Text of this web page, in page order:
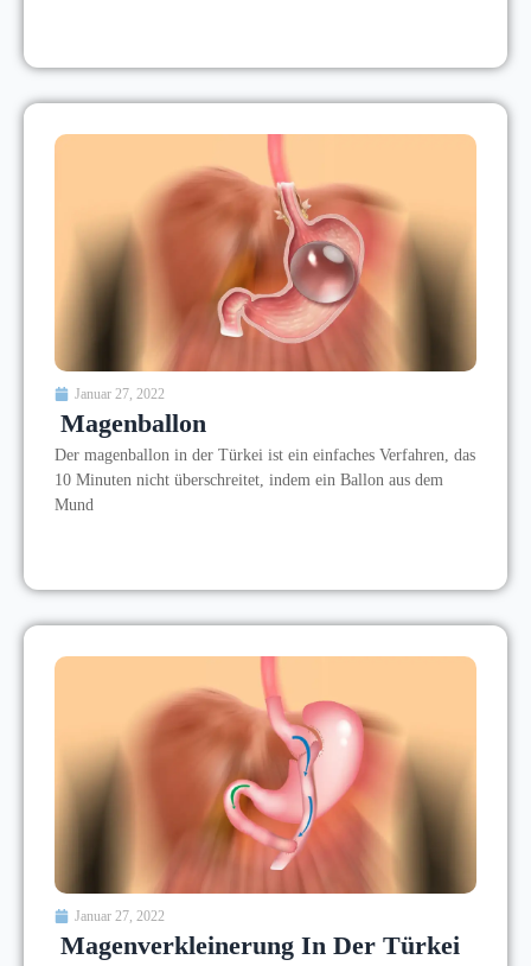
Januar 27, 2022
Magenballon
Der magenballon in der Türkei ist ein einfaches Verfahren, das
10 Minuten nicht überschreitet, indem ein Ballon aus dem
Mund
Januar 27, 2022
Magenverkleinerung In Der Türkei